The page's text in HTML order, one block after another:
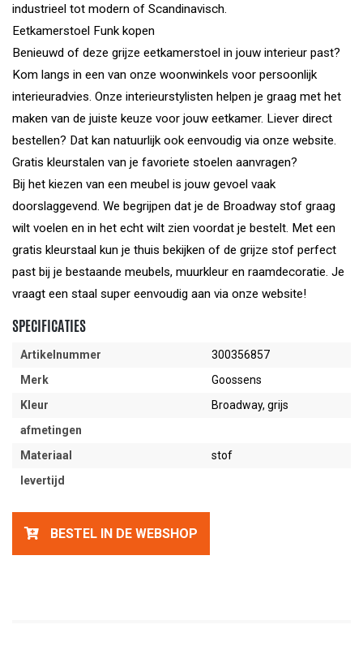
industrieel tot modern of Scandinavisch.
Eetkamerstoel Funk kopen
Benieuwd of deze grijze eetkamerstoel in jouw interieur past?
Kom langs in een van onze woonwinkels voor persoonlijk
interieuradvies. Onze interieurstylisten helpen je graag met het
maken van de juiste keuze voor jouw eetkamer. Liever direct
bestellen? Dat kan natuurlijk ook eenvoudig via onze website.
Gratis kleurstalen van je favoriete stoelen aanvragen?
Bij het kiezen van een meubel is jouw gevoel vaak
doorslaggevend. We begrijpen dat je de Broadway stof graag
wilt voelen en in het echt wilt zien voordat je bestelt. Met een
gratis kleurstaal kun je thuis bekijken of de grijze stof perfect
past bij je bestaande meubels, muurkleur en raamdecoratie. Je
vraagt een staal super eenvoudig aan via onze website!
SPECIFICATIES
Artikelnummer
300356857
Merk
Goossens
Kleur
Broadway, grijs
afmetingen
Materiaal
stof
levertijd
BESTEL IN DE WEBSHOP